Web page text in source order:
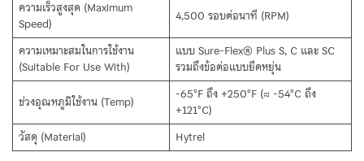
ความเร็วสูงสุด (Maximum
Speed)
4,500 รอบต่อนาที (RPM)
ความเหมาะสมในการใช้งาน
(Suitable For Use With)
แบบ Sure-Flex® Plus S, C และ SC
รวมถึงข้อต่อแบบยืดหยุ่น
ช่วงอุณหภูมิใช้งาน (Temp)
-65°F ถึง +250°F (≈ -54°C ถึง
+121°C)
วัสดุ (Material)
Hytrel